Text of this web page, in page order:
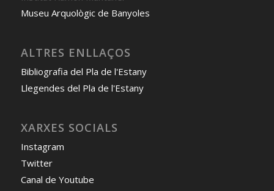
Museu Arquològic de Banyoles
ALTRES ENLLAÇOS
Bibliografia del Pla de l'Estany
Llegendes del Pla de l'Estany
XARXES SOCIALS
Instagram
Twitter
Canal de Youtube